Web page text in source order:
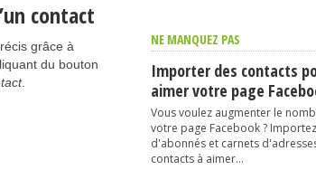
contact
grâce à
du bouton
.
NE MANQUEZ PAS
Importer des contacts
aimer votre page
Vous voulez augmenter le
votre page Facebook ?
d'abonnés et carnets
contacts à aimer...